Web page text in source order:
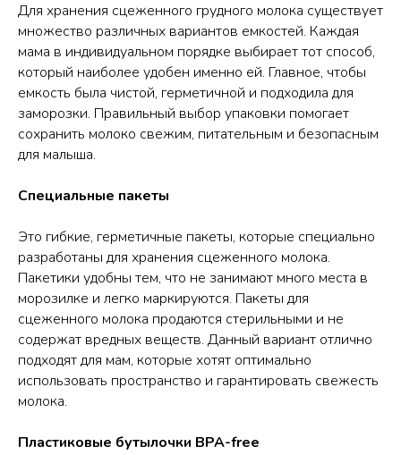
Для хранения сцеженного грудного молока существует
множество различных вариантов емкостей. Каждая
мама в индивидуальном порядке выбирает тот способ,
который наиболее удобен именно ей. Главное, чтобы
емкость была чистой, герметичной и подходила для
заморозки. Правильный выбор упаковки помогает
сохранить молоко свежим, питательным и безопасным
для малыша.
Специальные пакеты
Это гибкие, герметичные пакеты, которые специально
разработаны для хранения сцеженного молока.
Пакетики удобны тем, что не занимают много места в
морозилке и легко маркируются. Пакеты для
сцеженного молока продаются стерильными и не
содержат вредных веществ. Данный вариант отлично
подходят для мам, которые хотят оптимально
использовать пространство и гарантировать свежесть
молока.
Пластиковые бутылочки BPA-free